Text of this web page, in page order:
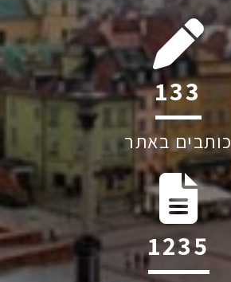
198
כותבים באתר
1841